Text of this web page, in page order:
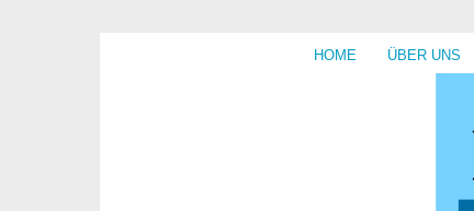
HOME ÜBER UNS